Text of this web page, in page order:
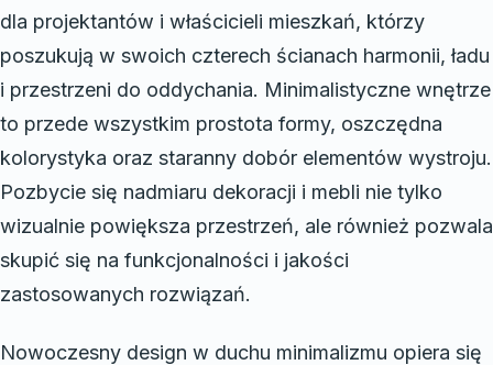
dla projektantów i właścicieli mieszkań, którzy
poszukują w swoich czterech ścianach harmonii, ładu
i przestrzeni do oddychania. Minimalistyczne wnętrze
to przede wszystkim prostota formy, oszczędna
kolorystyka oraz staranny dobór elementów wystroju.
Pozbycie się nadmiaru dekoracji i mebli nie tylko
wizualnie powiększa przestrzeń, ale również pozwala
skupić się na funkcjonalności i jakości
zastosowanych rozwiązań.
Nowoczesny design w duchu minimalizmu opiera się